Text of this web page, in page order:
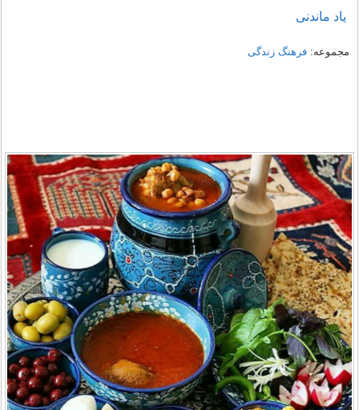
یاد ماندنی
مجموعه:فرهنگ زندگی